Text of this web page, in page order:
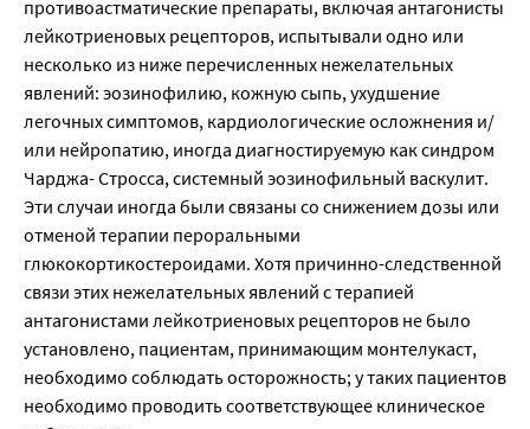
противоастматические препараты, включая антагонисты
лейкотриеновых рецепторов, испытывали одно или
несколько из ниже перечисленных нежелательных
явлений: эозинофилию, кожную сыпь, ухудшение
легочных симптомов, кардиологические осложнения и/
или нейропатию, иногда диагностируемую как синдром
Чарджа- Стросса, системный эозинофильный васкулит.
Эти случаи иногда были связаны со снижением дозы или
отменой терапии пероральными
глюкокортикостероидами. Хотя причинно-следственной
связи этих нежелательных явлений с терапией
антагонистами лейкотриеновых рецепторов не было
установлено, пациентам, принимающим монтелукаст,
необходимо соблюдать осторожность; у таких пациентов
необходимо проводить соответствующее клиническое